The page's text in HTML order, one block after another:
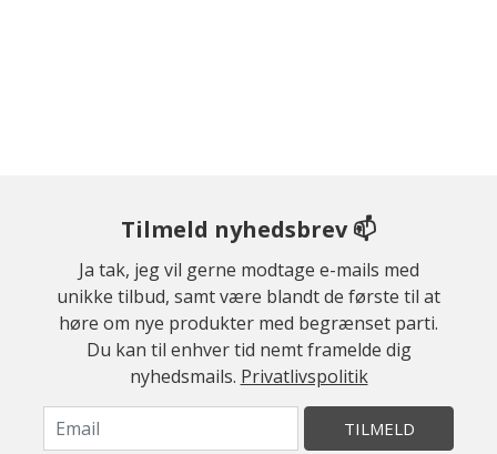
Tilmeld nyhedsbrev 📫
Ja tak, jeg vil gerne modtage e-mails med
unikke tilbud, samt være blandt de første til at
høre om nye produkter med begrænset parti.
Du kan til enhver tid nemt framelde dig
nyhedsmails. Privatlivspolitik
TILMELD